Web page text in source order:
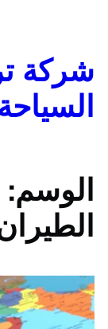
شركة
الوسم: